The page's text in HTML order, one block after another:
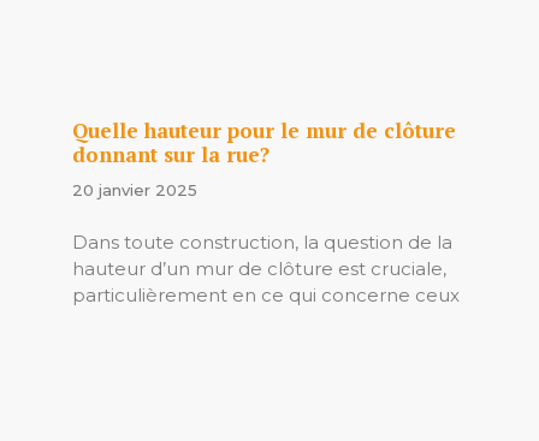
Quelle hauteur pour le mur de clôture
donnant sur la rue?
20 janvier 2025
Dans toute construction, la question de la
hauteur d’un mur de clôture est cruciale,
particulièrement en ce qui concerne ceux